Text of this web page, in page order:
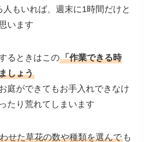
もいれば、週末に1時間だけと
います
るときはこの「作業できる時
しょう
庭ができてもお手入れできなけ
たり荒れてしまいます
せた草花の数や種類を選んで も